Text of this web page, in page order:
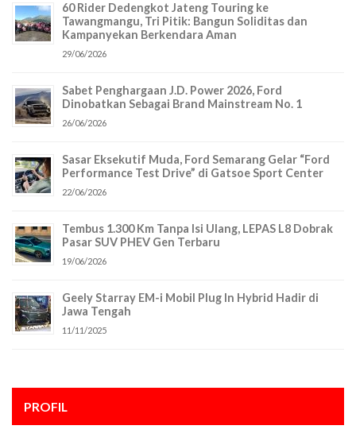
60 Rider Dedengkot Jateng Touring ke
Tawangmangu, Tri Pitik: Bangun Soliditas dan
Kampanyekan Berkendara Aman
29/06/2026
Sabet Penghargaan J.D. Power 2026, Ford
Dinobatkan Sebagai Brand Mainstream No. 1
26/06/2026
Sasar Eksekutif Muda, Ford Semarang Gelar “Ford
Performance Test Drive” di Gatsoe Sport Center
22/06/2026
Tembus 1.300 Km Tanpa Isi Ulang, LEPAS L8 Dobrak
Pasar SUV PHEV Gen Terbaru
19/06/2026
Geely Starray EM-i Mobil Plug In Hybrid Hadir di
Jawa Tengah
11/11/2025
PROFIL